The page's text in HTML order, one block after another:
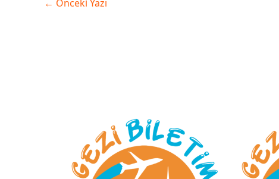
← Önceki Yazı